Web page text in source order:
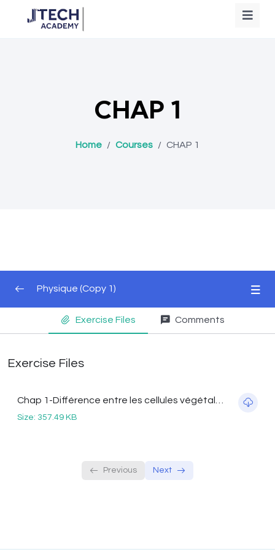
CHAP 1
Home / Courses / CHAP 1
Devoir
Physique (Copy 1)
Exercise Files Comments
Exercise Files
Size: 357.49 KB
Previous Next